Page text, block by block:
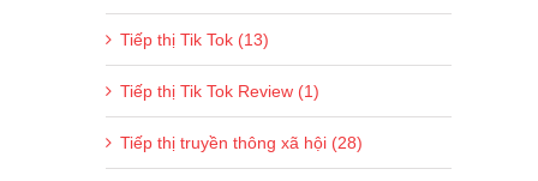
Tiếp thị Tik Tok (13)
Tiếp thị Tik Tok Review (1)
Tiếp thị truyền thông xã hội (28)